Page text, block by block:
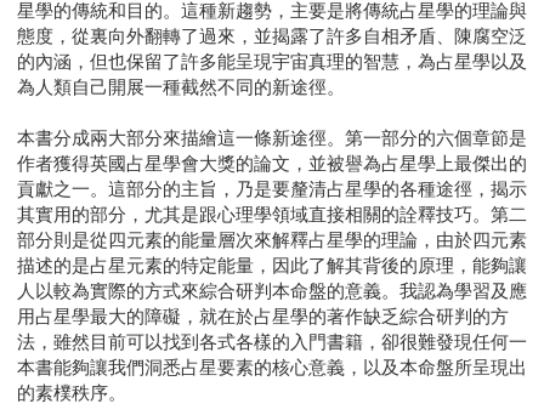
星學的傳統和目的。這種新趨勢，主要是將傳統占星學的理論與
態度，從裏向外翻轉了過來，並揭露了許多自相矛盾、陳腐空泛
的內涵，但也保留了許多能呈現宇宙真理的智慧，為占星學以及
為人類自己開展一種截然不同的新途徑。
本書分成兩大部分來描繪這一條新途徑。 第一部分的六個章節是
作者獲得英國占星學會大獎的論文 ， 並被譽為占星學上最傑出的
貢獻之一。 這部分的主旨，乃是要釐清占星學的各種途徑，揭示
其實用的部分，尤其是跟心理學領域直接相關的詮釋技巧。第二
部分則是從四元素的能量層次來解釋占星學的理論，由於四元素
描述的是占星元素的特定能量，因此了解其背後的原理，能夠讓
人以較為實際的方式來綜合研判本命盤的意義。我認為學習及應
用占星學最大的障礙，就在於占星學的著作缺乏綜合研判的方
法，雖然目前可以找到各式各樣的入門書籍，卻很難發現任何一
本書能夠讓我們洞悉占星要素的核心意義，以及本命盤所呈現出
的素樸秩序。